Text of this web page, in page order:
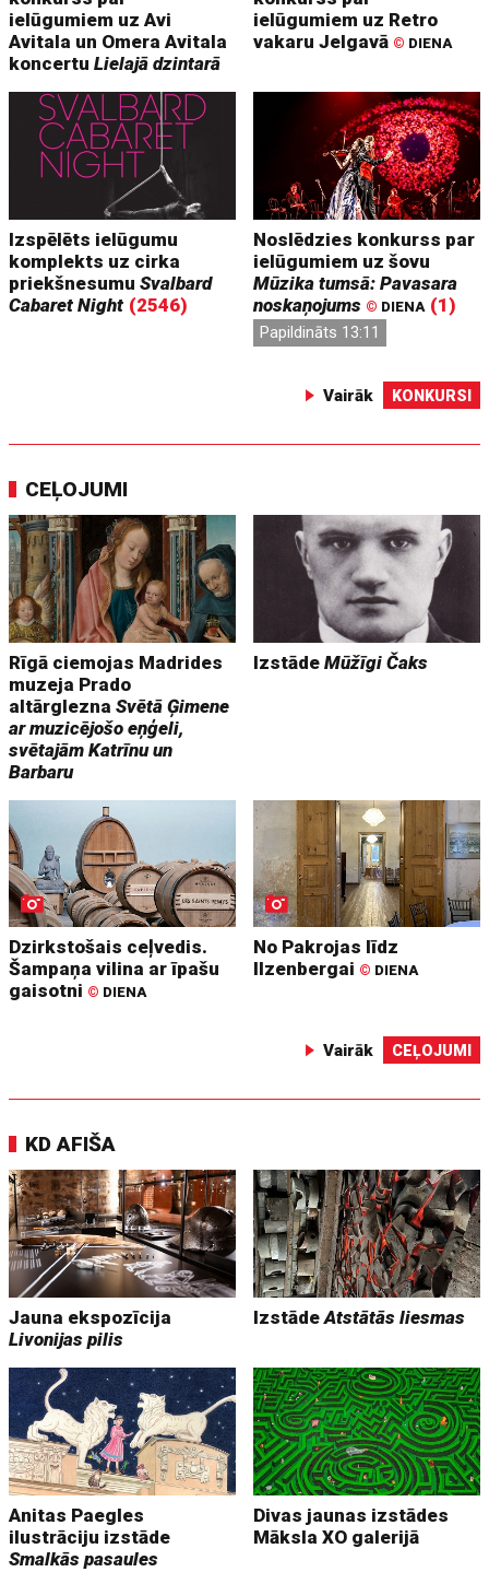
ielūgumiem uz Avi
Avitala un Omera Avitala
koncertuLielajā dzintarā
ielūgumiem uz Retro
vakaru Jelgavā © DIENA
Izspēlēts ielūgumu
komplekts uz cirka
priekšnesumuSvalbard
Cabaret Night (2546)
Noslēdzies konkurss par
ielūgumiem uz šovu
Mūzika tumsā: Pavasara
noskaņojums © DIENA (1)
Papildināts 13:11
Vairāk KONKURSI
CEĻOJUMI
Rīgā ciemojas Madrides
muzeja Prado
altārgleznaSvētā Ģimene
ar muzicējošo eņģeli,
svētajām Katrīnu un
Barbaru
IzstādeMūžīgi Čaks
Dzirkstošais ceļvedis.
Šampaņa vilina ar īpašu
gaisotni © DIENA
No Pakrojas līdz
Ilzenbergai © DIENA
Vairāk CEĻOJUMI
KD AFIŠA
Jauna ekspozīcija
Livonijas pilis
IzstādeAtstātās liesmas
Anitas Paegles
ilustrāciju izstāde
Smalkās pasaules
Divas jaunas izstādes
Māksla XO galerijā